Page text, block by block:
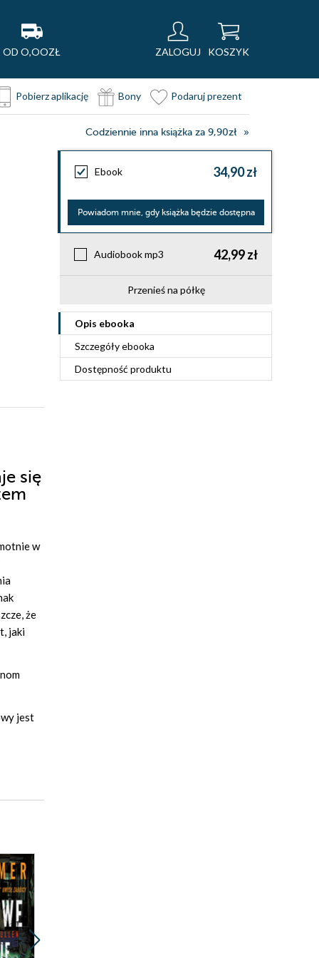
OD O,OOZŁ ZALOGUJ KOSZYK
Pobierz aplikację Bony Podaruj prezent
Codziennie inna książka za 9,90zł
Ebook 34,90 zł
Powiadom mnie, gdy książka będzie dostępna
Audiobook mp3 42,99 zł
Przenieś na półkę
Opis ebooka
Szczegółyebooka
Dostępność produktu
się
w
że
jaki
jest